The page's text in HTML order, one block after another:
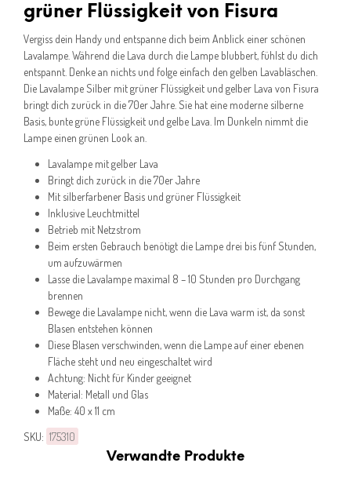
grüner Flüssigkeit von Fisura
Vergiss dein Handy und entspanne dich beim Anblick einer schönen
Lavalampe. Während die Lava durch die Lampe blubbert, fühlst du dich
entspannt. Denke an nichts und folge einfach den gelben Lavabläschen.
Die Lavalampe Silber mit grüner Flüssigkeit und gelber Lava von Fisura
bringt dich zurück in die 70er Jahre. Sie hat eine moderne silberne
Basis, bunte grüne Flüssigkeit und gelbe Lava. Im Dunkeln nimmt die
Lampe einen grünen Look an.
Lavalampe mit gelber Lava
Bringt dich zurück in die 70er Jahre
Mit silberfarbener Basis und grüner Flüssigkeit
Inklusive Leuchtmittel
Betrieb mit Netzstrom
Beim ersten Gebrauch benötigt die Lampe drei bis fünf Stunden,
um aufzuwärmen
Lasse die Lavalampe maximal 8 – 10 Stunden pro Durchgang
brennen
Bewege die Lavalampe nicht, wenn die Lava warm ist, da sonst
Blasen entstehen können
Diese Blasen verschwinden, wenn die Lampe auf einer ebenen
Fläche steht und neu eingeschaltet wird
Achtung: Nicht für Kinder geeignet
Material: Metall und Glas
Maße: 40 x 11 cm
SKU: 175310
Verwandte Produkte